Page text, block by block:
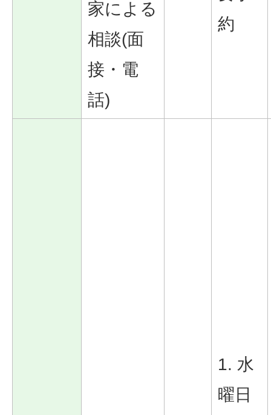
家による
相談(面
接・電
話)
約
1. 水
曜日